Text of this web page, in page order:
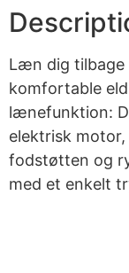
Læn dig tilbage
komfortable
lænefunktion:
elektrisk
fodstøtten og
med et enkelt